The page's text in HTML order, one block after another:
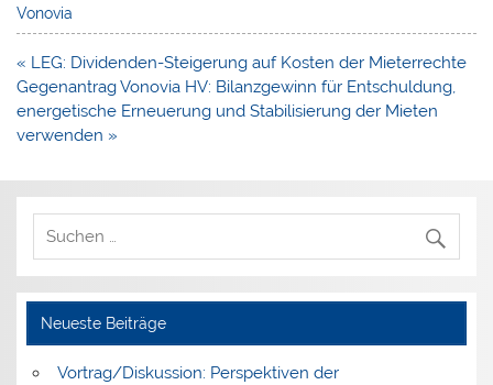
Vonovia
Beitragsnavigation
« LEG: Dividenden-Steigerung auf Kosten der Mieterrechte
Gegenantrag Vonovia HV: Bilanzgewinn für Entschuldung,
energetische Erneuerung und Stabilisierung der Mieten
verwenden »
Neueste Beiträge
Vortrag/Diskussion: Perspektiven der